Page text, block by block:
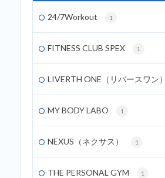
24/7Workout 1
FITNESS CLUB SPEX 1
LIVERTH ONE（リバースワン）
MY BODY LABO 1
NEXUS（ネクサス） 1
THE PERSONAL GYM 1